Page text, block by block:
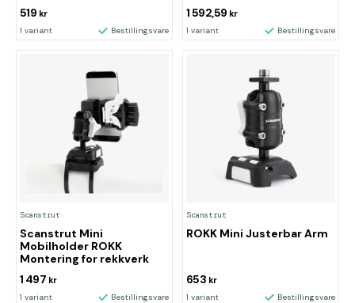
519 kr
1 variant Bestillingsvare
1 592,59 kr
1 variant Bestillingsvare
Scanstrut
Scanstrut Mini
Mobilholder ROKK
Montering for rekkverk
1 497 kr
1 variant Bestillingsvare
Scanstrut
ROKK Mini Justerbar Arm
653 kr
1 variant Bestillingsvare